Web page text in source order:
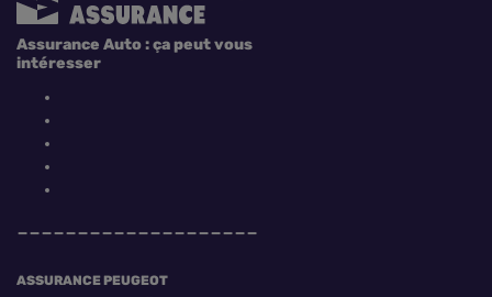
ASSURANCE PEUGEOT
Assurance Auto : ça peut vous
intéresser